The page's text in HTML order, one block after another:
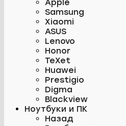
Apple
Samsung
Xiaomi
ASUS
Lenovo
Honor
TeXet
Huawei
Prestigio
Digma
Blackview
Ноутбуки и ПК
Назад